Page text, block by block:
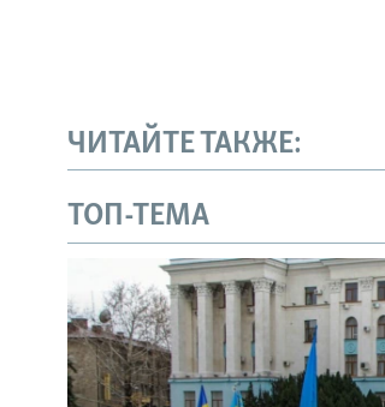
ЧИТАЙТЕ ТАКЖЕ:
ТОП-ТЕМА